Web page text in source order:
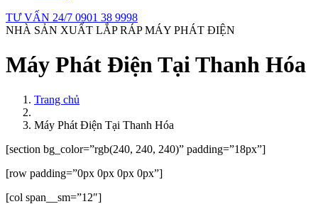
TƯ VẤN 24/7 0901 38 9998
NHÀ SẢN XUẤT LẮP RÁP MÁY PHÁT ĐIỆN
Máy Phát Điện Tại Thanh Hóa
Trang chủ
Máy Phát Điện Tại Thanh Hóa
[section bg_color=”rgb(240, 240, 240)” padding=”18px”]
[row padding=”0px 0px 0px 0px”]
[col span__sm=”12″]